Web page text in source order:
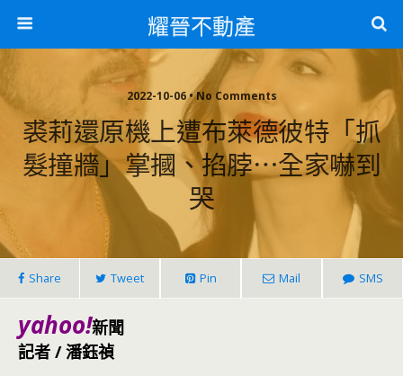
耀晉不動產
2022-10-06 • No Comments
裘莉還原機上遭布萊德彼特「抓
髮撞牆」掌摑、掐脖⋯全家嚇到
哭
Share Tweet Pin Mail SMS
yahoo!新聞
記者 / 潘鈺禎